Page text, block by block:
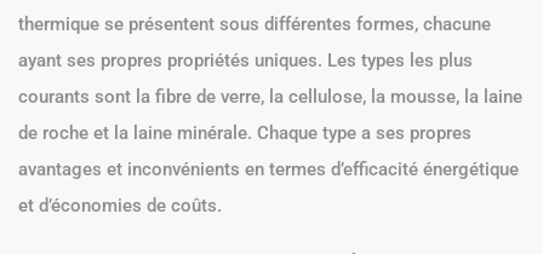
thermique se présentent sous différentes formes, chacune
ayant ses propres propriétés uniques. Les types les plus
courants sont la fibre de verre, la cellulose, la mousse, la laine
de roche et la laine minérale. Chaque type a ses propres
avantages et inconvénients en termes d’efficacité énergétique
et d’économies de coûts.